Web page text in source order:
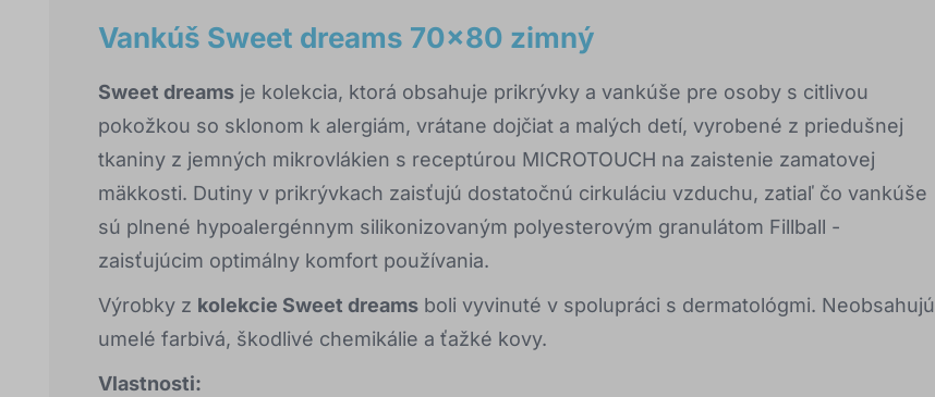
Vankúš Sweet dreams 70x80 zimný
Sweet dreams je kolekcia, ktorá obsahuje prikrývky a vankúše pre osoby s citlivou
pokožkou so sklonom k alergiám, vrátane dojčiat a malých detí, vyrobené z priedušnej
tkaniny z jemných mikrovlákien s receptúrou MICROTOUCH na zaistenie zamatovej
mäkkosti. Dutiny v prikrývkach zaisťujú dostatočnú cirkuláciu vzduchu, zatiaľ čo vankúše
sú plnené hypoalergénnym silikonizovaným polyesterovým granulátom Fillball -
zaisťujúcim optimálny komfort používania.
Výrobky z kolekcie Sweet dreams boli vyvinuté v spolupráci s dermatológmi. Neobsahujú
umelé farbivá, škodlivé chemikálie a ťažké kovy.
Vlastnosti: